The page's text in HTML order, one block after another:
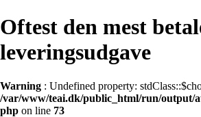
Oftest den mest
leveringsudgave
Warning : Undefined property:
/var/www/teai.dk/public_html/run/output/
php on line 73